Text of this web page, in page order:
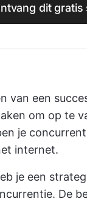
dit gratis
van een
om op te
je
internet.
je een
De